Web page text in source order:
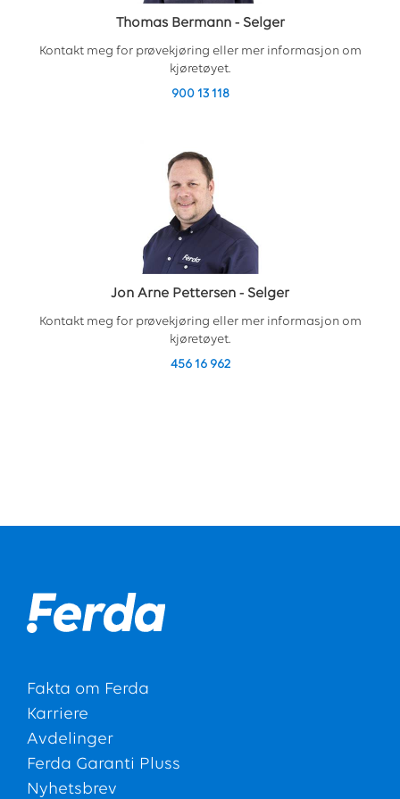
Thomas Bermann- Selger
Kontakt meg for prøvekjøring eller mer informasjon om
kjøretøyet.
900 13 118
Jon Arne Pettersen - Selger
Kontakt meg for prøvekjøring eller mer informasjon om
kjøretøyet.
456 16 962
Fakta om Ferda
Karriere
Avdelinger
Ferda Garanti Pluss
Nyhetsbrev